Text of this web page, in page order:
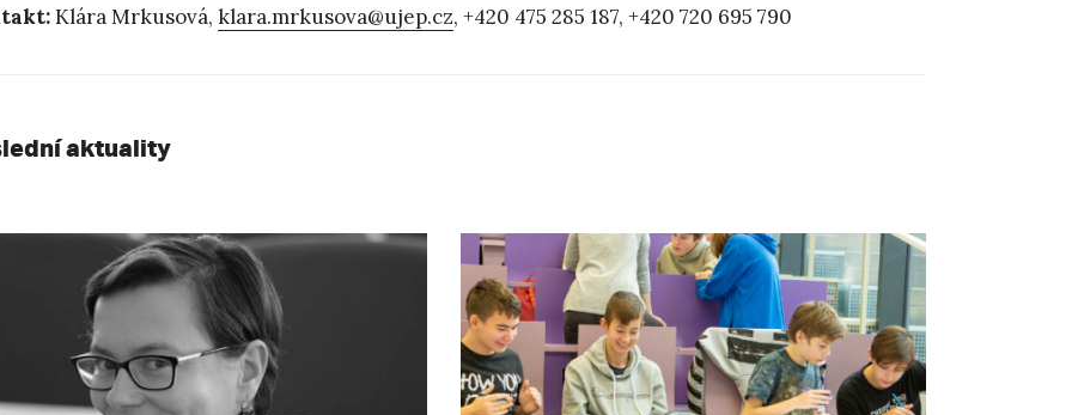
Klára Mrkusová, klara.mrkusova@ujep.cz, +420 475 285 187, +420 720 695 790
aktuality